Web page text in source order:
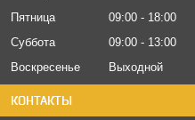
Пятница
09:00
18:00
Суббота
09:00
13:00
Воскресенье
Выходной
КОНТАКТЫ